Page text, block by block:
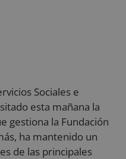
Sociales e
esta mañana la
gestiona la Fundación
ha mantenido un
de las principales